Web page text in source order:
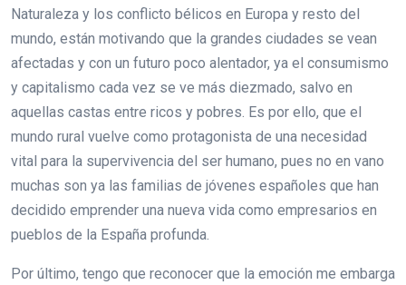
Naturaleza y los conflicto bélicos en Europa y resto del
mundo, están motivando que la grandes ciudades se vean
afectadas y con un futuro poco alentador, ya el consumismo
y capitalismo cada vez se ve más diezmado, salvo en
aquellas castas entre ricos y pobres. Es por ello, que el
mundo rural vuelve como protagonista de una necesidad
vital para la supervivencia del ser humano, pues no en vano
muchas son ya las familias de jóvenes españoles que han
decidido emprender una nueva vida como empresarios en
pueblos de la España profunda.
Por último, tengo que reconocer que la emoción me embarga